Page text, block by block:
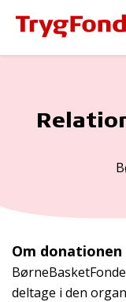
Om donationen
deltage i den